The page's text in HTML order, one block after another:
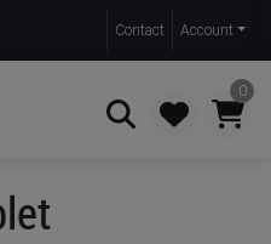
Contact Account
0